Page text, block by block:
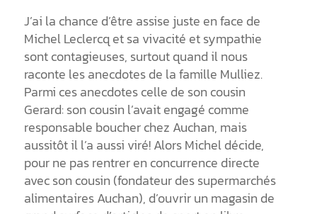
J’ai la chance d’être assise juste en face de
Michel Leclercq et sa vivacité et sympathie
sont contagieuses, surtout quand il nous
raconte les anecdotes de la famille Mulliez.
Parmi ces anecdotes celle de son cousin
Gerard: son cousin l’avait engagé comme
responsable boucher chez Auchan, mais
aussitôt il l’a aussi viré! Alors Michel décide,
pour ne pas rentrer en concurrence directe
avec son cousin (fondateur des supermarchés
alimentaires Auchan), d’ouvrir un magasin de